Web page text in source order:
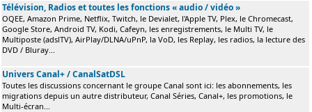
Télévision, Radios et toutes les fonctions « audio / vidéo »
OQEE, Amazon Prime, Netflix, Twitch, le Devialet, l'Apple TV, Plex, le Chromecast,
Google Store, Android TV, Kodi, Cafeyn, les enregistrements, le Multi TV, le
Multiposte (adslTV), AirPlay/DLNA/uPnP, la VoD, les Replay, les radios, la lecture des
DVD / Bluray...
Univers Canal+ / CanalSatDSL
Toutes les discussions concernant le groupe Canal sont ici: les abonnements, les
migrations depuis un autre distributeur, Canal Séries, Canal+, les promotions, le
Multi-écran...